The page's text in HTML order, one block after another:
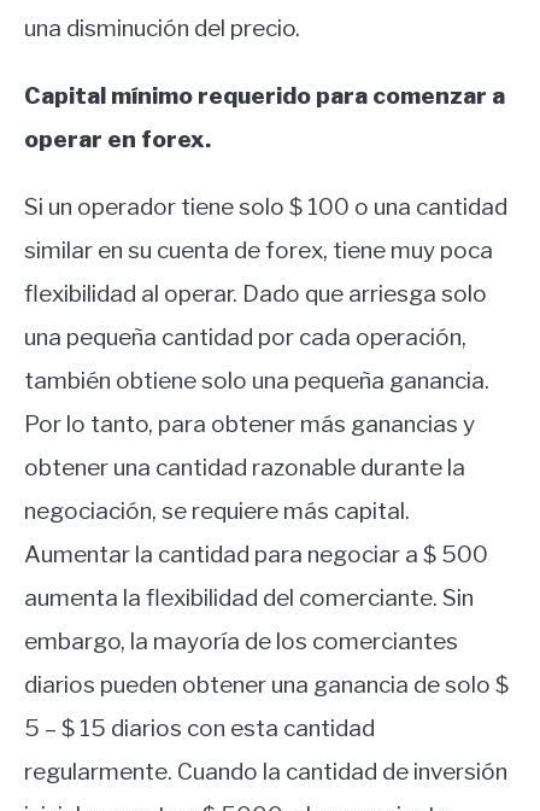
una disminución del precio.
Capital mínimo requerido para comenzar a
operar en forex.
Si un operador tiene solo $ 100 o una cantidad
similar en su cuenta de forex, tiene muy poca
flexibilidad al operar. Dado que arriesga solo
una pequeña cantidad por cada operación,
también obtiene solo una pequeña ganancia.
Por lo tanto, para obtener más ganancias y
obtener una cantidad razonable durante la
negociación, se requiere más capital.
Aumentar la cantidad para negociar a $ 500
aumenta la flexibilidad del comerciante. Sin
embargo, la mayoría de los comerciantes
diarios pueden obtener una ganancia de solo $
5 – $ 15 diarios con esta cantidad
regularmente. Cuando la cantidad de inversión